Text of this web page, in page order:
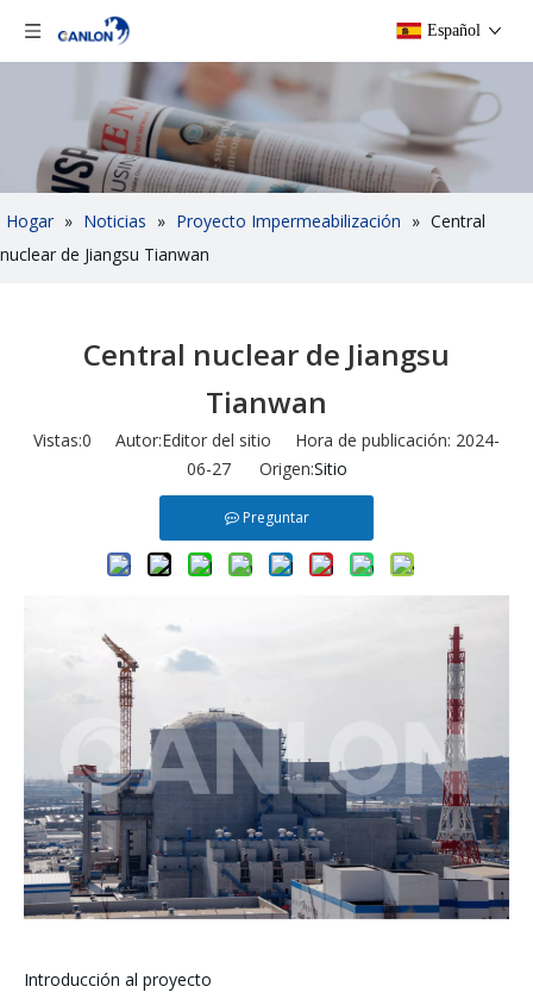
Español
Hogar » Noticias » Proyecto Impermeabilización » Central
nuclear de Jiangsu Tianwan
Central nuclear de Jiangsu
Tianwan
Vistas:0 Autor:Editor del sitio Hora de publicación: 2024-
06-27 Origen:Sitio
Preguntar
Introducción al proyecto